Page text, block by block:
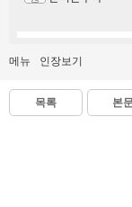
메뉴 인장보기
목록 본